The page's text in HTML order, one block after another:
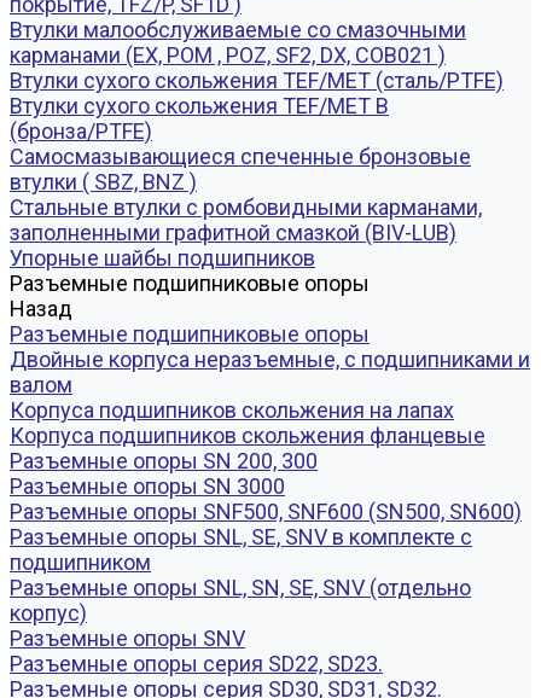
Втулки малообслуживаемые со смазочными
карманами (EX, POM , POZ, SF2, DX, COB021 )
Втулки сухого скольжения TEF/MET (сталь/PTFE)
Втулки сухого скольжения TEF/MET B
(бронза/PTFE)
Самосмазывающиеся спеченные бронзовые
втулки ( SBZ, BNZ )
Стальные втулки с ромбовидными карманами,
заполненными графитной смазкой (BIV-LUB)
Упорные шайбы подшипников
Разъемные подшипниковые опоры
Назад
Разъемные подшипниковые опоры
Двойные корпуса неразъемные, с подшипниками и
валом
Корпуса подшипников скольжения на лапах
Корпуса подшипников скольжения фланцевые
Разъемные опоры SN 200, 300
Разъемные опоры SN 3000
Разъемные опоры SNF500, SNF600 (SN500, SN600)
Разъемные опоры SNL, SE, SNV в комплекте с
подшипником
Разъемные опоры SNL, SN, SE, SNV (отдельно
корпус)
Разъемные опоры SNV
Разъемные опоры серия SD22, SD23.
Разъемные опоры серия SD30, SD31, SD32.